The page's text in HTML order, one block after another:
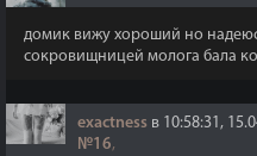
домик вижу хороший но
сокровищницей молога бала
exactness в 10:58:31,
№16,